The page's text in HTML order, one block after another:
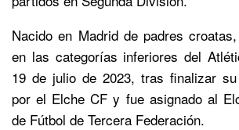
Nacido en Madrid de padres
en las categorías inferiores del
19 de julio de 2023, tras finalizar
por el Elche CF y fue asignado al
de Fútbol de Tercera Federación.